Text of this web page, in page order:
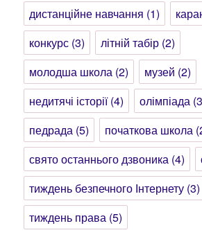
дистанційне навчання (1)
конкурс (3) літній табір (2)
молодша школа (2) музей (2)
недитячі історії(4) олімпіада
педрада (5) початкова школа
свято останнього дзвоника (4)
тиждень безпечного Інтернету (3)
тиждень права (5)